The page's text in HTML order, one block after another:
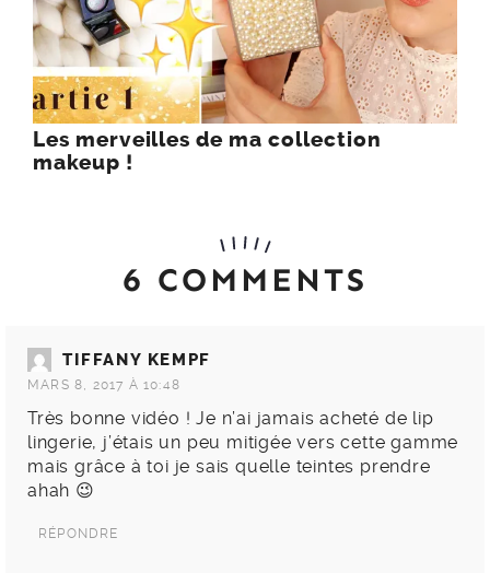
Les merveilles de ma collection
makeup !
6 COMMENTS
TIFFANY KEMPF
MARS 8, 2017 À 10:48
Très bonne vidéo ! Je n’ai jamais acheté de lip
lingerie, j’étais un peu mitigée vers cette gamme
mais grâce à toi je sais quelle teintes prendre
ahah 😉
RÉPONDRE